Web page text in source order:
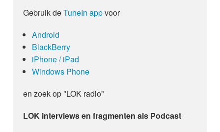
Gebruik deTuneIn appvoor
Android
BlackBerry
iPhone / iPad
Windows Phone
en zoek op "LOK radio"
LOK interviews en fragmenten als Podcast